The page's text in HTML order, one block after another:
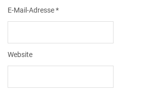
E-Mail-Adresse*
Website